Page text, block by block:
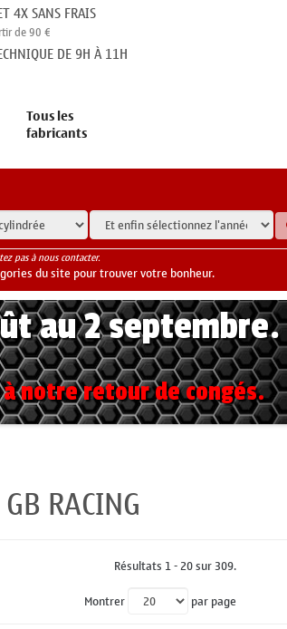
4X SANS FRAIS
de 90 €
DE 9H À 11H
Tous les
fabricants
pas à nous contacter.
du site pour trouver votre bonheur.
au 2 septembre.
notre retour de congés.
RACING
Résultats 1 - 20 sur 309.
Montrer par page